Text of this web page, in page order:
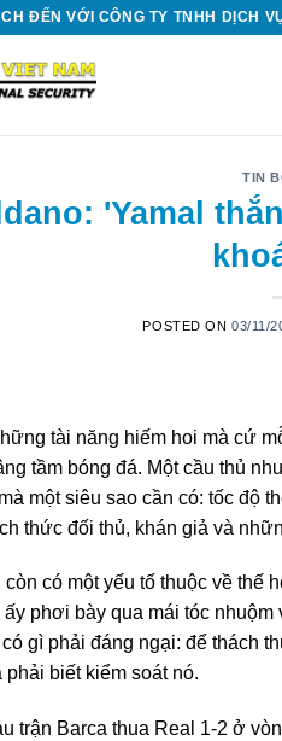
ĐẾN VỚI CÔNG TY TNHH DỊCH
TIN
'Yamal
POSTED ON03/11/
tài năng hiếm hoi mà cứ
tầm bóng đá. Một cầu thủ
một siêu sao cần có: tốc độ
thức đối thủ, khán giả và
có một yếu tố thuộc về thế
phơi bày qua mái tóc
gì phải đáng ngại: để thách
biết kiểm soát nó.
trận Barca thua Real 1-2 ở